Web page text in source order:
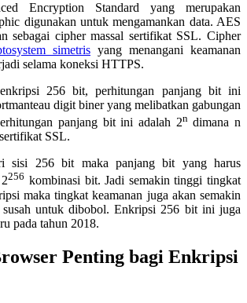
Encryption Standard yang merupakan
digunakan untuk mengamankan data. AES
sebagai cipher massal sertifikat SSL. Cipher
simetris yang menangani keamanan
selama koneksi HTTPS.
256 bit, perhitungan panjang bit ini
digit biner yang melibatkan gabungan
panjang bit ini adalah 2ndimana n
SSL.
sisi 256 bit maka panjang bit yang harus
256 kombinasi bit. Jadi semakin tinggi tingkat
maka tingkat keamanan juga akan semakin
untuk dibobol. Enkripsi 256 bit ini juga
pada tahun 2018.
Penting bagi Enkripsi